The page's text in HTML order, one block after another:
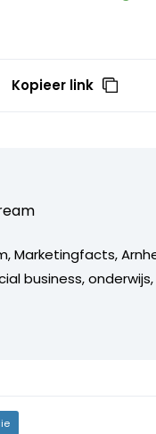
Kopieer link
business,